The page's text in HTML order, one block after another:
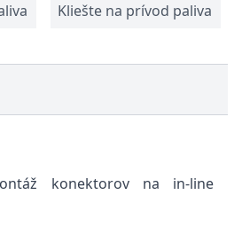
Kliešte na prívod paliva
konektorov na in-line